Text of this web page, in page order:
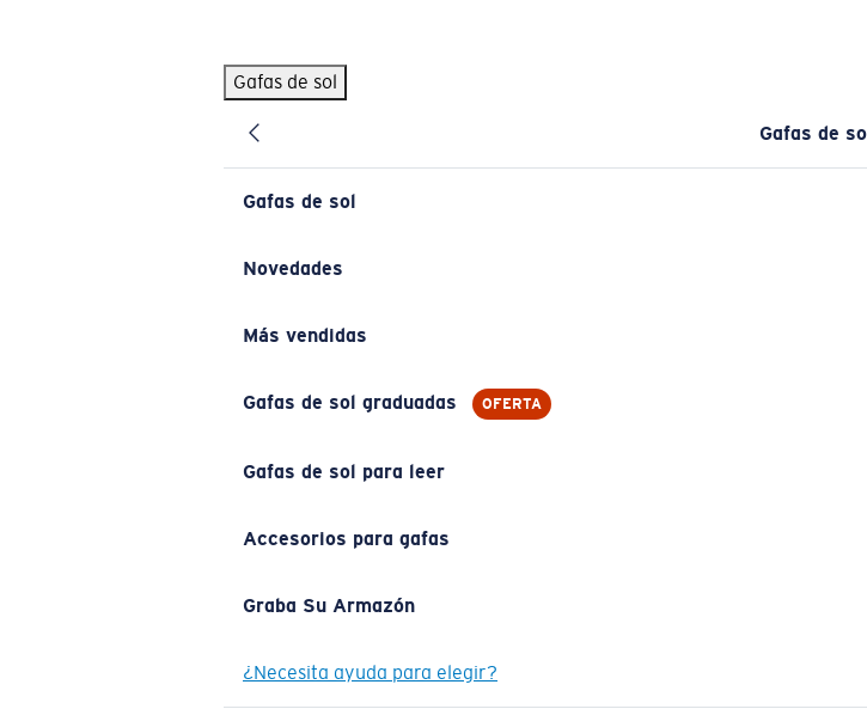
Gafas de sol
Gafas de
Gafas de sol
Novedades
Más vendidas
Gafas de sol graduadas OFERTA
Gafas de sol para leer
Accesorios para gafas
Graba Su Armazón
¿Necesita ayuda para elegir?
BÚSQUEDAS POPULARES
Pilothouse PRO Limited Edition Pack
Gafas de sol personalizadas
Los más vendidos de gafas de sol